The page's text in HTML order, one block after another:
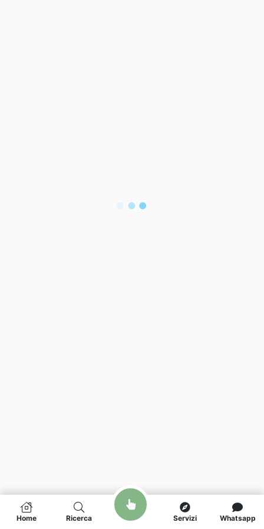
Home Ricerca Servizi Whatsapp